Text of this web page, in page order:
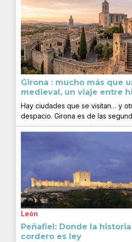
Girona : mucho más que
medieval, un viaje entre
Hay ciudades que se visitan… y
despacio. Girona es de las
León
Peñafiel: Donde la
cordero es ley